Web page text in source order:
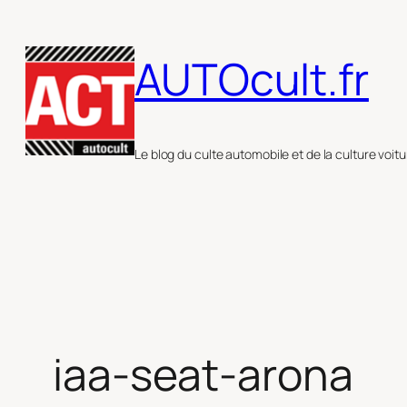
au
contenu
AUTOcult.fr
Le blog du culte automobile et de la culture
iaa-seat-arona